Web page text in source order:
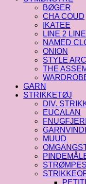
BØGER
CHA COUD
IKATEE
LINE 2 LINE
NAMED
ONION
STYLE ARC
THE
GARN
STRIKKETØJ
DIV.
EUCALAN
MUUD